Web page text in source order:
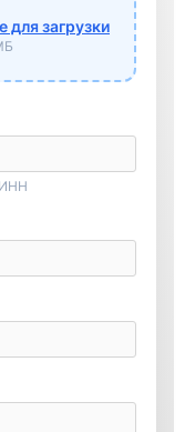
загрузки
ИНН